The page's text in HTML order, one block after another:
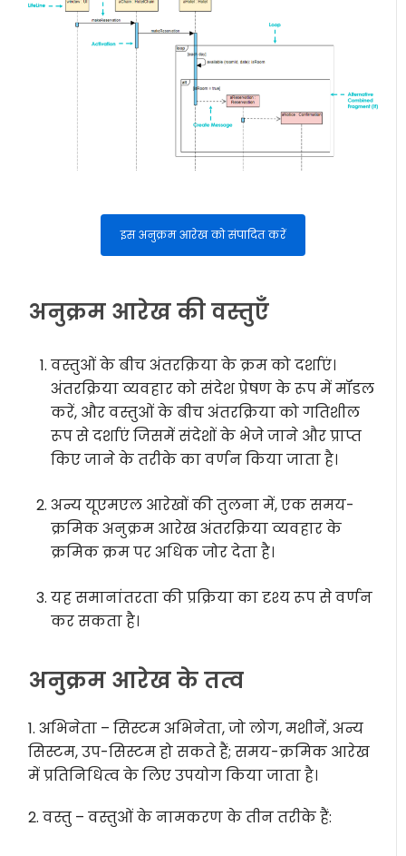
इस अनुक्रम आरेख को संपादित करें
अनुक्रम आरेख की वस्तुएँ
वस्तुओं के बीच अंतरक्रिया के क्रम को दर्शाएं।
अंतरक्रिया व्यवहार को संदेश प्रेषण के रूप में मॉडल
करें, और वस्तुओं के बीच अंतरक्रिया को गतिशील
रूप से दर्शाएं जिसमें संदेशों के भेजे जाने और प्राप्त
किए जाने के तरीके का वर्णन किया जाता है।
अन्य यूएमएल आरेखों की तुलना में, एक समय-
क्रमिक अनुक्रम आरेख अंतरक्रिया व्यवहार के
क्रमिक क्रम पर अधिक जोर देता है।
यह समानांतरता की प्रक्रिया का दृश्य रूप से वर्णन
कर सकता है।
अनुक्रम आरेख के तत्व
1. अभिनेता – सिस्टम अभिनेता, जो लोग, मशीनें, अन्य
सिस्टम, उप-सिस्टम हो सकते हैं; समय-क्रमिक आरेख
में प्रतिनिधित्व के लिए उपयोग किया जाता है।
2. वस्तु – वस्तुओं के नामकरण के तीन तरीके हैं: